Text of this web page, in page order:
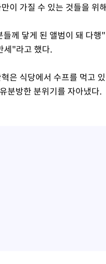
이 가질 수 있는 것들을 위
께 닿게 된 앨범이 돼 다
세"라고 했다.
은 식당에서 수프를 먹고
분방한 분위기를 자아냈다.